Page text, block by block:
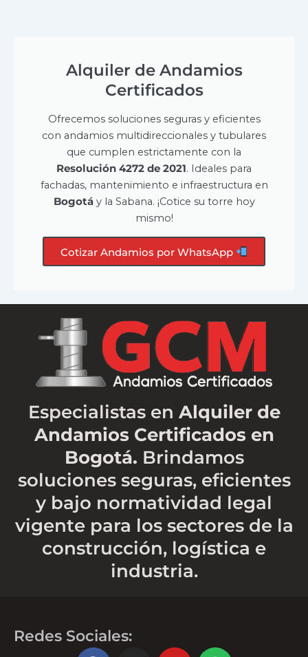
Alquiler de Andamios
Certificados
Ofrecemos soluciones seguras y eficientes
con andamios multidireccionales y tubulares
que cumplen estrictamente con la
Resolución 4272 de 2021. Ideales para
fachadas, mantenimiento e infraestructura en
Bogotáy la Sabana. ¡Cotice su torre hoy
mismo!
Cotizar Andamios por WhatsApp
Especialistas en Alquiler de
Andamios Certificados en
Bogotá. Brindamos
soluciones seguras, eficientes
y bajo normatividad legal
vigente para los sectores de la
construcción, logística e
industria.
Redes Sociales: